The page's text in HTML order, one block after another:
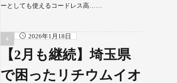
ーとしても使えるコードレス高……
2026年1月18日
【2月も継続】埼玉県
で困ったリチウムイオ